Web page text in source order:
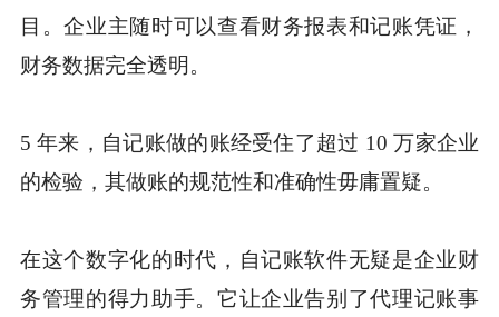
目。企业主随时可以查看财务报表和记账凭证，
财务数据完全透明。
5 年来，自记账做的账经受住了超过 10 万家企业
的检验，其做账的规范性和准确性毋庸置疑。
在这个数字化的时代，自记账软件无疑是企业财
务管理的得力助手。它让企业告别了代理记账事